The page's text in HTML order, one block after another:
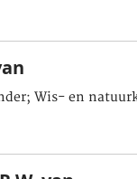
Wis- en